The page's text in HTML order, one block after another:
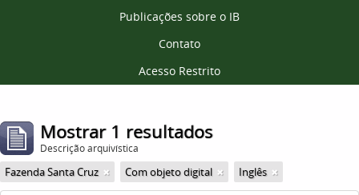
Publicações sobre o IB
Contato
Acesso Restrito
Mostrar 1 resultados
Descrição arquivística
Fazenda Santa Cruz Com objeto digital Inglês